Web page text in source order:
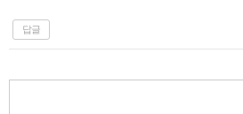
답글